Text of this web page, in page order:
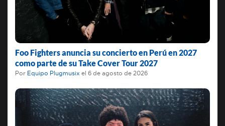
Foo Fighters anuncia su concierto en Perú en 2027
como parte de su Take Cover Tour 2027
Por Equipo Plugmusix el 6 de agosto de 2026